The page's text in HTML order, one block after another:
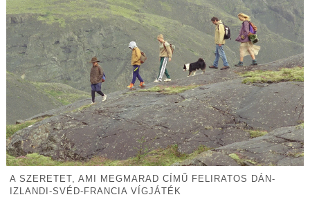
A SZERETET, AMI MEGMARAD CÍMŰ FELIRATOS DÁN-
IZLANDI-SVÉD-FRANCIA VÍGJÁTÉK